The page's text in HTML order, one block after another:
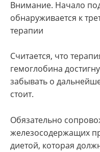
Внимание. Начало
обнаруживается к
терапии
Считается, что
гемоглобина
забывать о
стоит.
Обязательно
железосодержащих
диетой, которая